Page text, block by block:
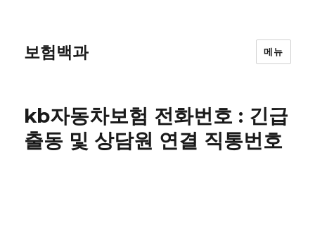
보험백과 메뉴
kb자동차보험 전화번호 : 긴급
출동 및 상담원 연결 직통번호